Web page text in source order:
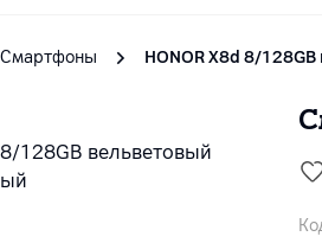
Смартфоны HONOR X8d 8/